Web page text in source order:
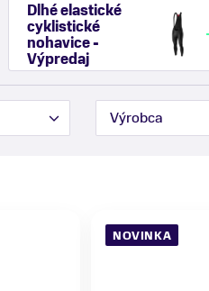
Dlhé elastické
cyklistické
nohavice -
Výpredaj
Výrobca
NOVINKA